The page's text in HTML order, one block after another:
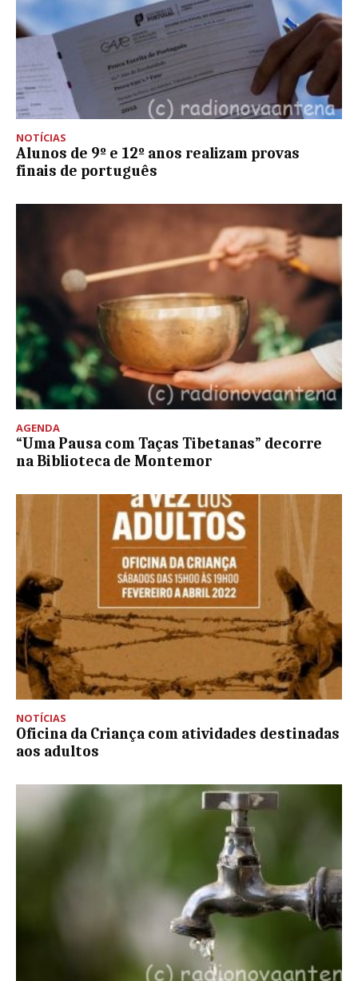
NOTÍCIAS
Alunos de 9º e 12º anos realizam provas
finais de português
AGENDA
“Uma Pausa com Taças Tibetanas” decorre
na Biblioteca de Montemor
NOTÍCIAS
Oficina da Criança com atividades destinadas
aos adultos